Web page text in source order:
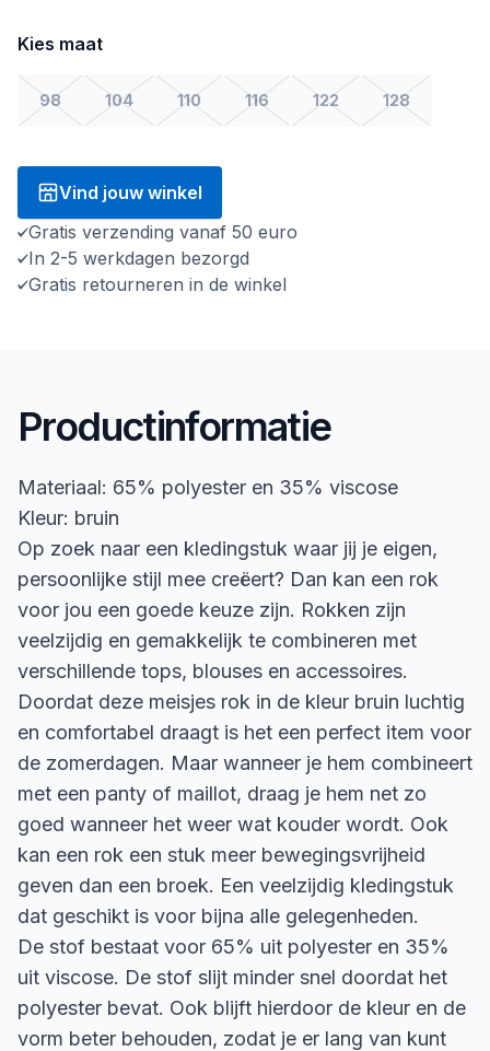
Kies maat
98 104 110 116 122 128
Vind jouw winkel
Gratis verzending vanaf 50 euro
In 2-5 werkdagen bezorgd
Gratis retourneren in de winkel
Productinformatie
Materiaal: 65% polyester en 35% viscose
Kleur: bruin
Op zoek naar een kledingstuk waar jij je eigen,
persoonlijke stijl mee creëert? Dan kan een rok
voor jou een goede keuze zijn. Rokken zijn
veelzijdig en gemakkelijk te combineren met
verschillende tops, blouses en accessoires.
Doordat deze meisjes rok in de kleur bruin luchtig
en comfortabel draagt is het een perfect item voor
de zomerdagen. Maar wanneer je hem combineert
met een panty of maillot, draag je hem net zo
goed wanneer het weer wat kouder wordt. Ook
kan een rok een stuk meer bewegingsvrijheid
geven dan een broek. Een veelzijdig kledingstuk
dat geschikt is voor bijna alle gelegenheden.
De stof bestaat voor 65% uit polyester en 35%
uit viscose. De stof slijt minder snel doordat het
polyester bevat. Ook blijft hierdoor de kleur en de
vorm beter behouden, zodat je er lang van kunt